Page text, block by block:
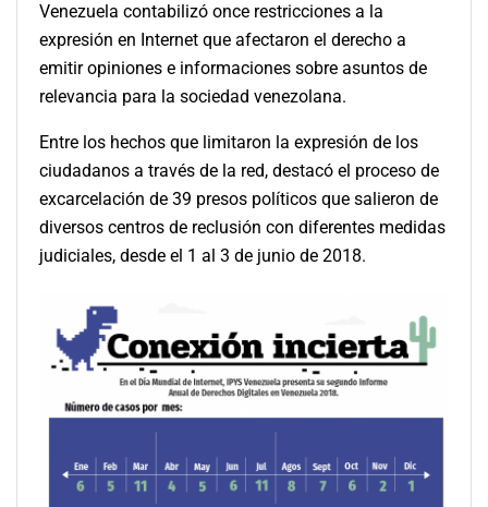
Venezuela contabilizó once restricciones a la
expresión en Internet que afectaron el derecho a
emitir opiniones e informaciones sobre asuntos de
relevancia para la sociedad venezolana.
Entre los hechos que limitaron la expresión de los
ciudadanos a través de la red, destacó el proceso de
excarcelación de 39 presos políticos que salieron de
diversos centros de reclusión con diferentes medidas
judiciales, desde el 1 al 3 de junio de 2018.